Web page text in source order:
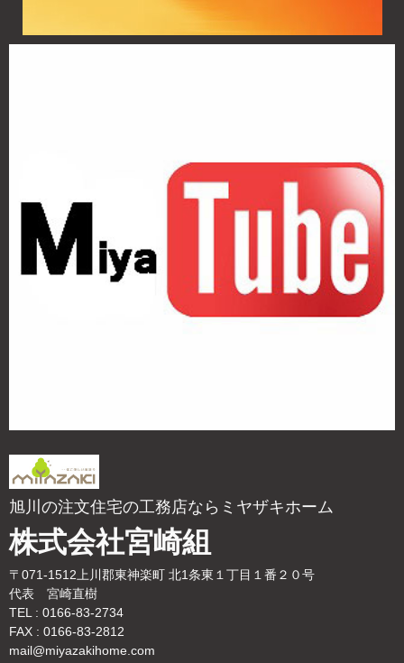
旭川の注文住宅の工務店ならミヤザキホーム
株式会社宮崎組
〒071-1512上川郡東神楽町 北1条東１丁目１番２０号
代表 宮崎直樹
TEL : 0166-83-2734
FAX : 0166-83-2812
mail@miyazakihome.com